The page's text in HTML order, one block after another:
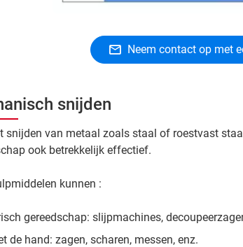
Neem contact op met
snijden
snijden van metaal zoals staal of roestvast
ook betrekkelijk effectief.
kunnen :
gereedschap: slijpmachines,
de hand: zagen, scharen, messen, enz.